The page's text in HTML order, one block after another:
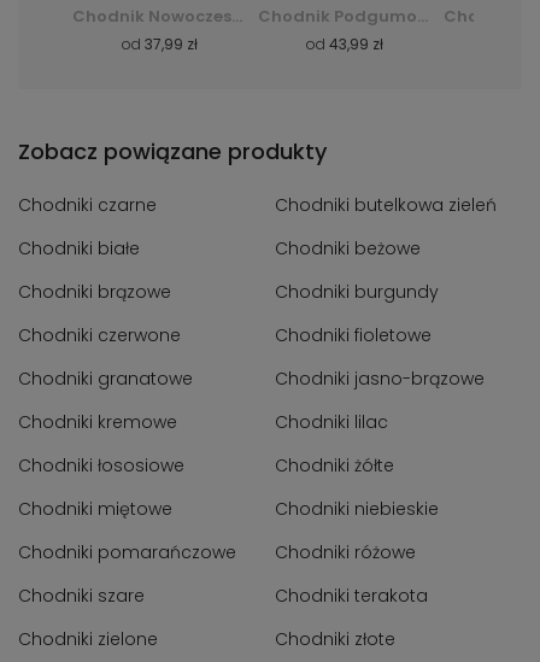
Chodnik Nowoczesny 4596A Cheap Crm Chodnik - szary
od 37,99 zł
Chodnik Podgumowany 22 Cheops (Forest) -
od 43,99 zł
Zobacz powiązane produkty
Chodniki czarne
Chodniki butelkowa zieleń
Chodniki białe
Chodniki beżowe
Chodniki brązowe
Chodniki burgundy
Chodniki czerwone
Chodniki fioletowe
Chodniki granatowe
Chodniki jasno-brązowe
Chodniki kremowe
Chodniki lilac
Chodniki łososiowe
Chodniki żółte
Chodniki miętowe
Chodniki niebieskie
Chodniki pomarańczowe
Chodniki różowe
Chodniki szare
Chodniki terakota
Chodniki zielone
Chodniki złote